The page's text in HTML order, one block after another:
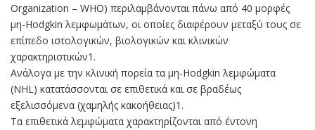
Organization – WHO) περιλαμβάνονται πάνω από 40 μορφές
μη-Hodgkin λεμφωμάτων, οι οποίες διαφέρουν μεταξύ τους σε
επίπεδο ιστολογικών, βιολογικών και κλινικών
χαρακτηριστικών1.
Ανάλογα με την κλινική πορεία τα μη-Hodgkin λεμφώματα
(ΝHL) κατατάσσονται σε επιθετικά και σε βραδέως
εξελισσόμενα (χαμηλής κακοήθειας)1.
Τα επιθετικά λεμφώματα χαρακτηρίζονται από έντονη